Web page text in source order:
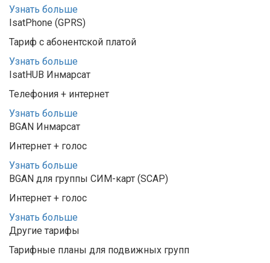
Узнать больше
IsatPhone (GPRS)
Тариф с абонентской платой
Узнать больше
IsatHUB Инмарсат
Телефония + интернет
Узнать больше
BGAN Инмарсат
Интернет + голос
Узнать больше
BGAN для группы СИМ-карт (SCAP)
Интернет + голос
Узнать больше
Другие тарифы
Тарифные планы для подвижных групп